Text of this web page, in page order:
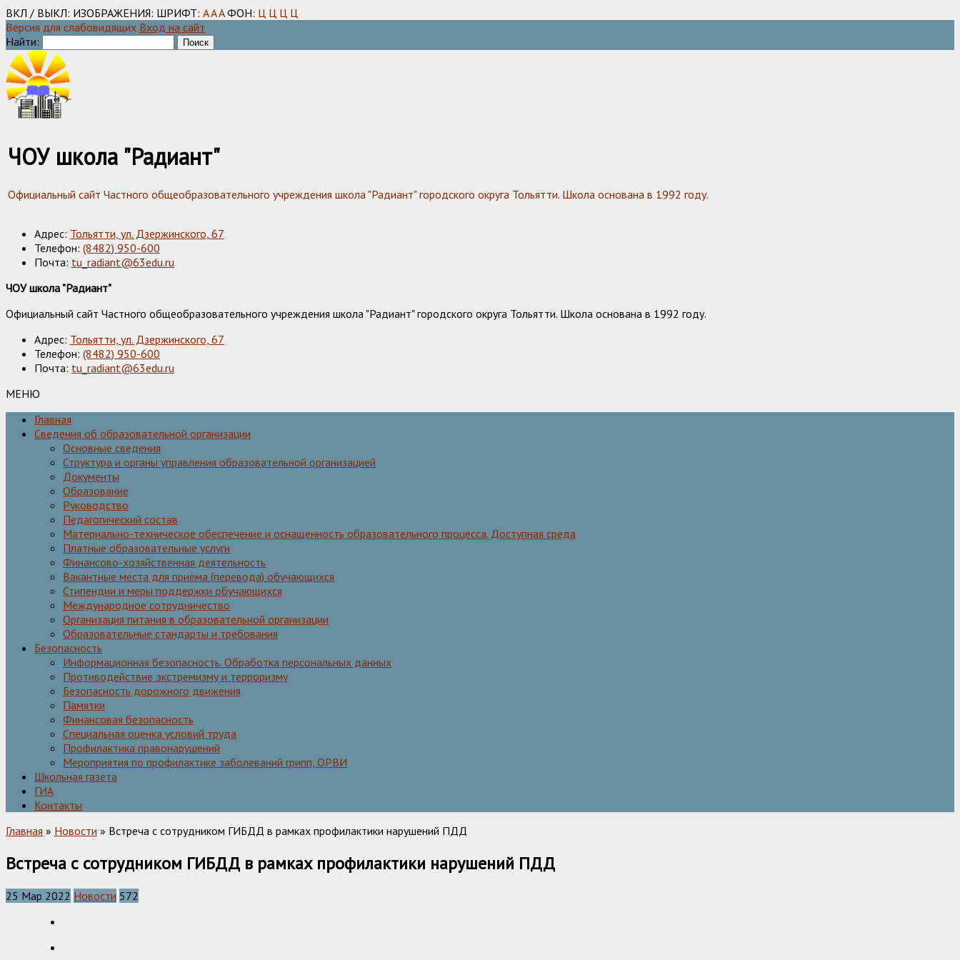
ВКЛ / ВЫКЛ: ИЗОБРАЖЕНИЯ: ШРИФТ: AAA ФОН: Ц Ц Ц Ц
Версия для слабовидящих Вход на сайт
Найти:
ЧОУ школа "Радиант"
Официальный сайт Частного общеобразовательного учреждения школа "Радиант" городского округа Тольятти. Школа основана в 1992 году.
Адрес: Тольятти, ул. Дзержинского, 67
Телефон: (8482) 950-600
Почта: tu_radiant@63edu.ru
ЧОУ школа "Радиант"
Официальный сайт Частного общеобразовательного учреждения школа "Радиант" городского округа Тольятти. Школа основана в 1992 году.
Адрес: Тольятти, ул. Дзержинского, 67
Телефон: (8482) 950-600
Почта: tu_radiant@63edu.ru
МЕНЮ
Главная
Сведения об образовательной организации
Основные сведения
Структура и органы управления образовательной организацией
Документы
Образование
Руководство
Педагогический состав
Материально-техническое обеспечение и оснащенность образовательного процесса. Доступная среда
Платные образовательные услуги
Финансово-хозяйственная деятельность
Вакантные места для приёма (перевода) обучающихся
Стипендии и меры поддержки обучающихся
Международное сотрудничество
Организация питания в образовательной организации
Образовательные стандарты и требования
Безопасность
Информационная безопасность. Обработка персональных данных
Противодействие экстремизму и терроризму
Безопасность дорожного движения
Памятки
Финансовая безопасность
Специальная оценка условий труда
Профилактика правонарушений
Мероприятия по профилактике заболеваний грипп, ОРВИ
Школьная газета
ГИА
Контакты
Главная » Новости » Встреча с сотрудником ГИБДД в рамках профилактики нарушений ПДД
Встреча с сотрудником ГИБДД в рамках профилактики нарушений ПДД
25 Мар 2022 Новости 572